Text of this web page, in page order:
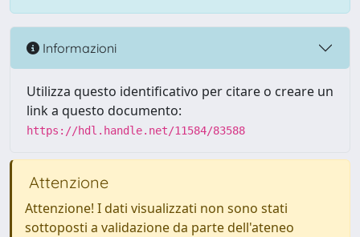
Informazioni
Utilizza questo identificativo per citare o creare un
link a questo documento:
https://hdl.handle.net/11584/83588
Attenzione
Attenzione! I dati visualizzati non sono stati
sottoposti a validazione da parte dell'ateneo